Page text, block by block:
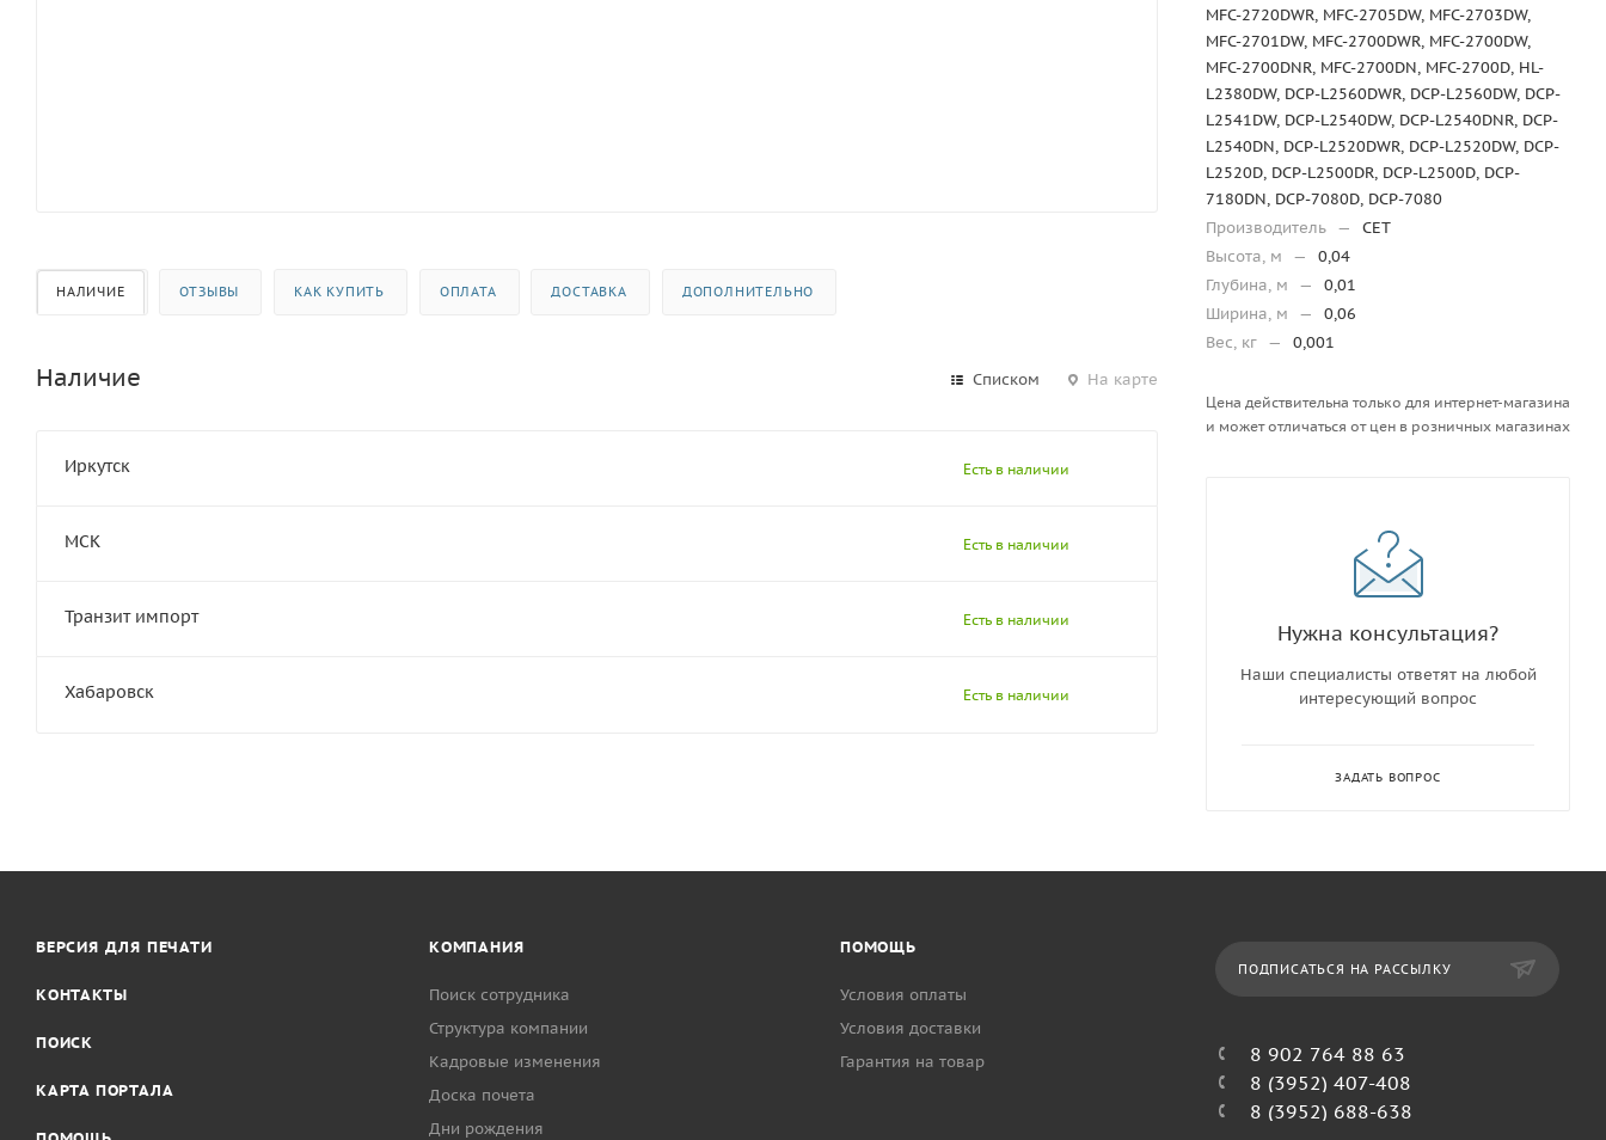
НАЛИЧИЕ ОТЗЫВЫ КАК КУПИТЬ ОПЛАТА ДОСТАВКА ДОПОЛНИТЕЛЬНО
Наличие Списком На карте
Иркутск Есть в наличии
МСК Есть в наличии
Транзит импорт Есть в наличии
Хабаровск Есть в наличии
MFC-2720DWR, MFC-2705DW, MFC-2703DW,
MFC-2701DW, MFC-2700DWR, MFC-2700DW,
MFC-2700DNR, MFC-2700DN, MFC-2700D, HL-
L2380DW, DCP-L2560DWR, DCP-L2560DW, DCP-
L2541DW, DCP-L2540DW, DCP-L2540DNR, DCP-
L2540DN, DCP-L2520DWR, DCP-L2520DW, DCP-
L2520D, DCP-L2500DR, DCP-L2500D, DCP-
7180DN, DCP-7080D, DCP-7080
Производитель —
CET
Высота, м
—
0,04
Глубина, м
—
0,01
Ширина, м
—
0,06
Вес, кг — 0,001
Цена действительна только для интернет-магазина
и может отличаться от цен в розничных магазинах
Нужна консультация?
Наши специалисты ответят на любой
интересующий вопрос
ЗАДАТЬ ВОПРОС
ВЕРСИЯ ДЛЯ ПЕЧАТИ
КОНТАКТЫ
ПОИСК
КАРТА ПОРТАЛА
КОМПАНИЯ
Поиск сотрудника
Структура компании
Кадровые изменения
Доска почета
Дни рождения
ПОМОЩЬ
Условия оплаты
Условия доставки
Гарантия на товар
ПОДПИСАТЬСЯ НА РАССЫЛКУ
8 902 764 88 63
8 (3952) 407-408
8 (3952) 688-638